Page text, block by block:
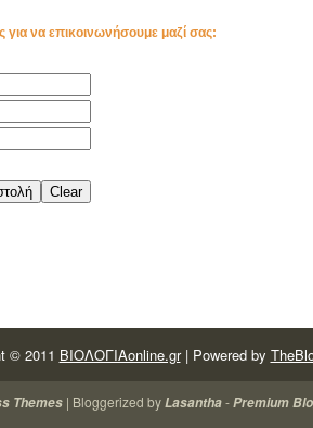
για να επικοινωνήσουμε μαζί σας:
© 2011 ΒΙΟΛΟΓΙΑonline.gr| Powered by
Themes| Bloggerized byLasantha-Premium